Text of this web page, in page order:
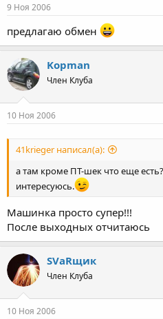
9 Ноя 2006
предлагаю обмен
Kopman
Член Клуба
10 Ноя 2006
41krieger написал(а):
а там кроме ПТ-шек что еще
интересуюсь.
Машинка просто супер!!!
После выходных отчитаюсь
SVаRщик
Член Клуба
10 Ноя 2006